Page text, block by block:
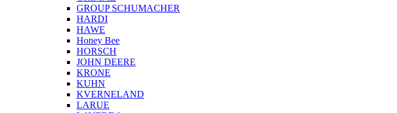
GROUP SCHUMACHER
HARDI
HAWE
Honey Bee
HORSCH
JOHN DEERE
KRONE
KUHN
KVERNELAND
LARUE